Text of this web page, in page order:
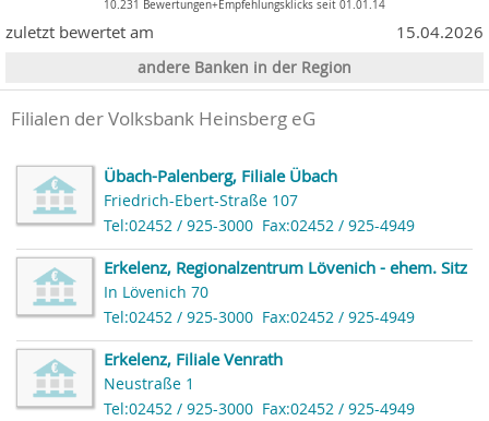
10.231 Bewertungen+Empfehlungsklicks seit 01.01.14
zuletzt bewertet am 15.04.2026
andere Banken in der Region
Filialen der Volksbank Heinsberg eG
Übach-Palenberg, Filiale Übach
Friedrich-Ebert-Straße 107
Tel:02452 / 925-3000 Fax:02452 / 925-4949
Erkelenz, Regionalzentrum Lövenich - ehem. Sitz
In Lövenich 70
Tel:02452 / 925-3000 Fax:02452 / 925-4949
Erkelenz, Filiale Venrath
Neustraße 1
Tel:02452 / 925-3000 Fax:02452 / 925-4949